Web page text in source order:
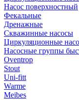
Насос поверхностный
Фекальные
Дренажные
Скважинные насосы
Циркуляционные
Насосные группы
Oventrop
Stout
Uni-fitt
Warme
Meibes